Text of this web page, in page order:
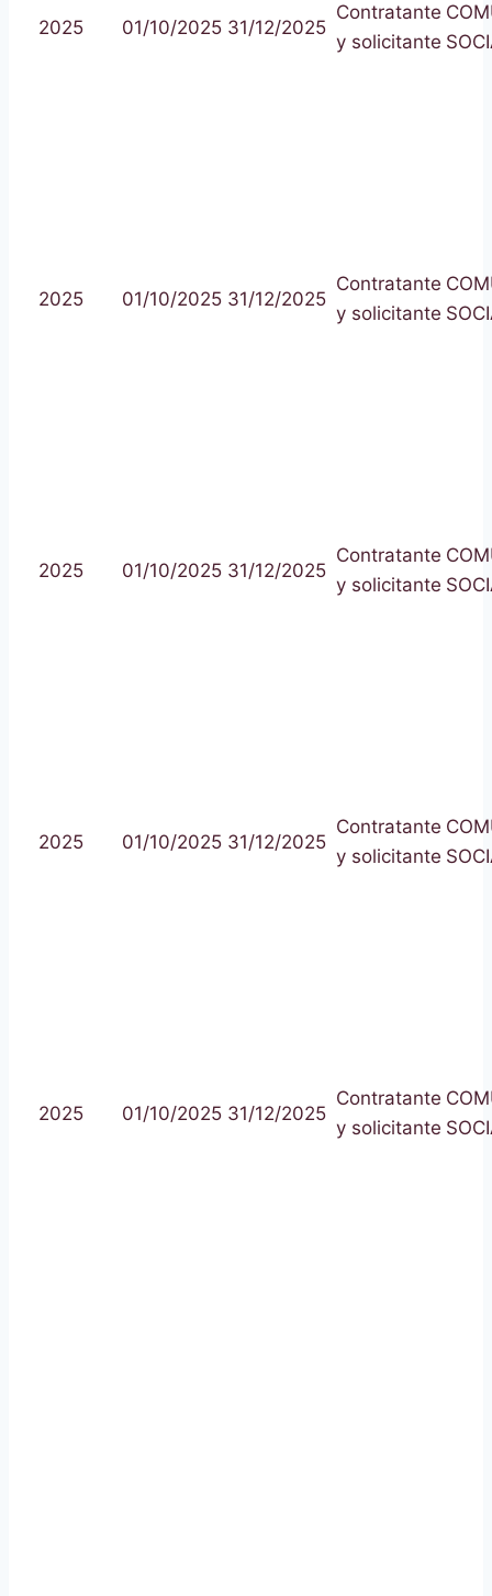
2025 01/10/2025 31/12/2025
Contratante
y solicitante
2025 01/10/2025 31/12/2025
Contratante
y solicitante
2025 01/10/2025 31/12/2025
Contratante
y solicitante
2025 01/10/2025 31/12/2025
Contratante
y solicitante
2025 01/10/2025 31/12/2025
Contratante
y solicitante